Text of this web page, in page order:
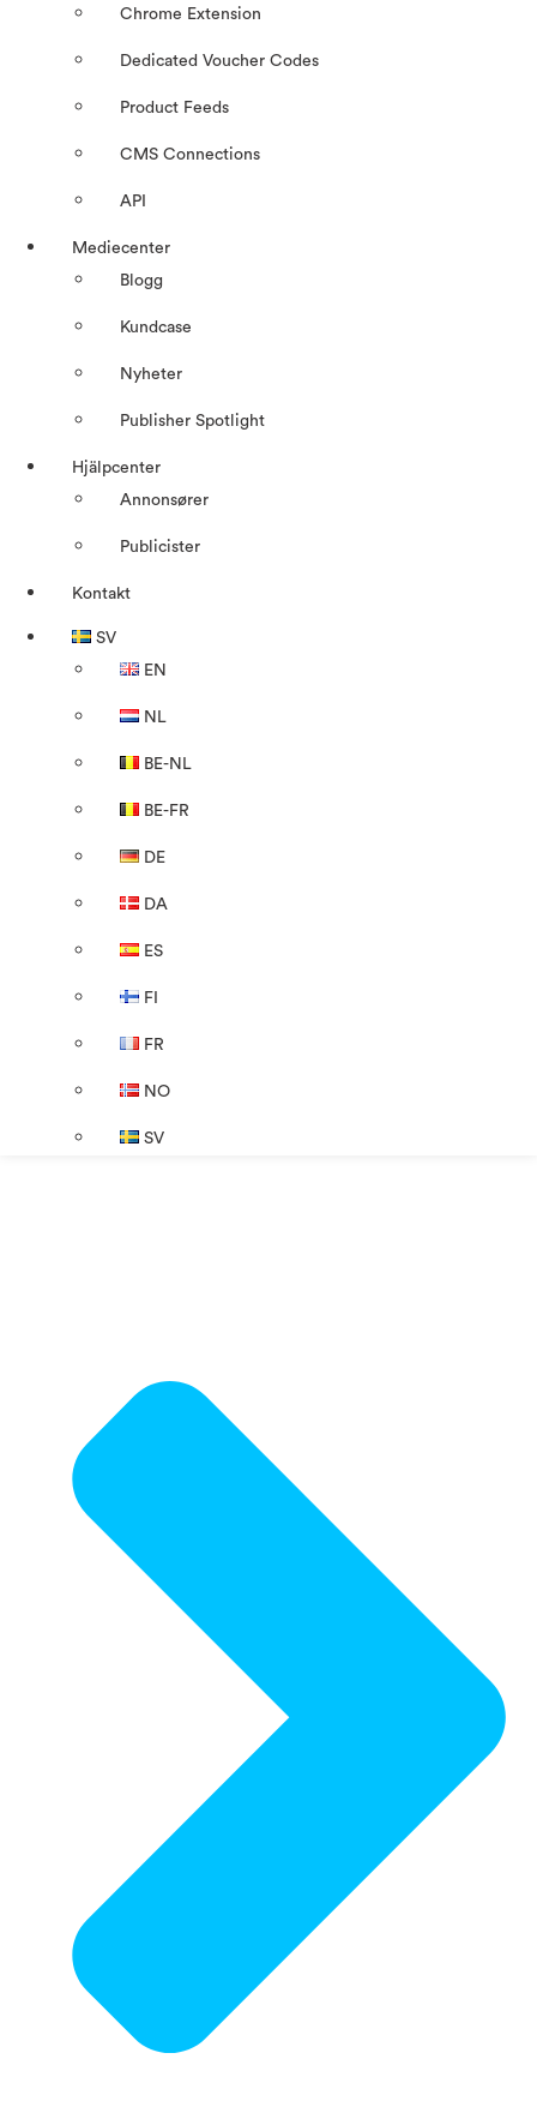
Chrome Extension
Dedicated Voucher Codes
Product Feeds
CMS Connections
API
Mediecenter
Blogg
Kundcase
Nyheter
Publisher Spotlight
Hjälpcenter
Annonsører
Publicister
Kontakt
SV
EN
NL
BE-NL
BE-FR
DE
DA
ES
FI
FR
NO
SV